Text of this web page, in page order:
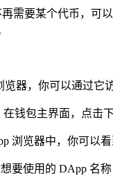
再需要某个代币，可
览器，你可以通过它
在钱包主界面，点击
浏览器中，你可以
要使用的 DApp 名